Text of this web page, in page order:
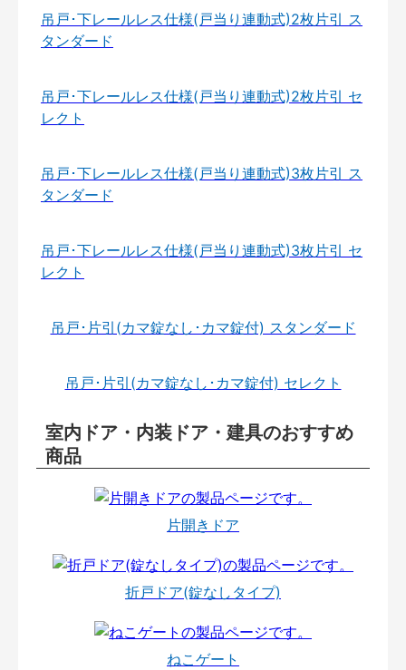
吊戸･下レールレス仕様(戸当り連動式)2枚片引 ス
タンダード
吊戸･下レールレス仕様(戸当り連動式)2枚片引 セ
レクト
吊戸･下レールレス仕様(戸当り連動式)3枚片引 ス
タンダード
吊戸･下レールレス仕様(戸当り連動式)3枚片引 セ
レクト
吊戸･片引(カマ錠なし･カマ錠付) スタンダード
吊戸･片引(カマ錠なし･カマ錠付) セレクト
室内ドア・内装ドア・建具のおすすめ
商品
片開きドア
折戸ドア(錠なしタイプ)
ねこゲート